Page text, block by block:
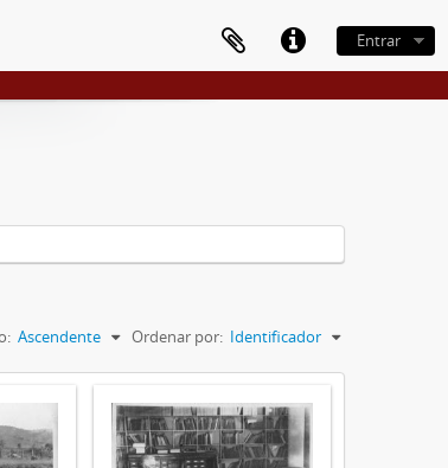
Entrar
Ordenar por: Identificador
Ascendente